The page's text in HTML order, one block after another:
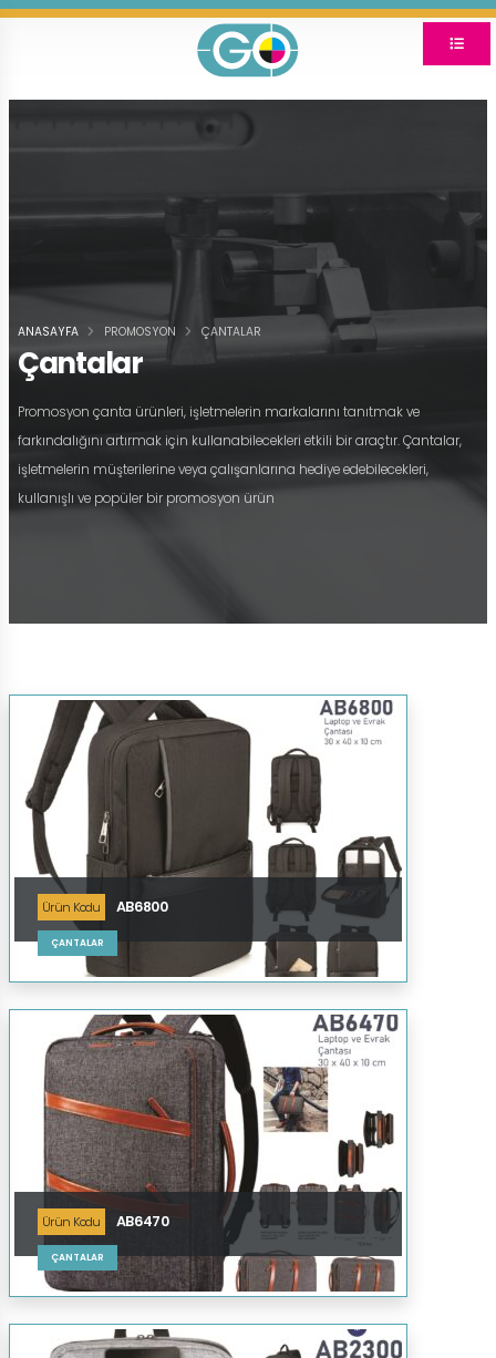
Çantalar
Promosyon çanta ürünleri, işletmelerin markalarını tanıtmak ve
farkındalığını artırmak için kullanabilecekleri etkili bir araçtır. Çantalar,
işletmelerin müşterilerine veya çalışanlarına hediye edebilecekleri,
kullanışlı ve popüler bir promosyon ürün
ANASAYFA PROMOSYON ÇANTALAR
Ürün Kodu AB6800
ÇANTALAR
Ürün Kodu AB6470
ÇANTALAR